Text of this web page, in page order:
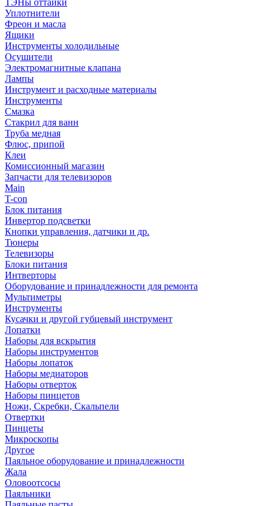
ТЭНы оттайки
Уплотнители
Фреон и масла
Ящики
Инструменты холодильные
Осушители
Электромагнитные клапана
Лампы
Инструмент и расходные материалы
Инструменты
Смазка
Стакрил для ванн
Труба медная
Флюс, припой
Клеи
Комиссионный магазин
Запчасти для телевизоров
Main
T-con
Блок питания
Инвертор подсветки
Кнопки управления, датчики и др.
Тюнеры
Телевизоры
Блоки питания
Интверторы
Оборудование и принадлежности для ремонта
Мультиметры
Инструменты
Кусачки и другой губцевый инструмент
Лопатки
Наборы для вскрытия
Наборы инструментов
Наборы лопаток
Наборы медиаторов
Наборы отверток
Наборы пинцетов
Ножи, Скребки, Скальпели
Отвертки
Пинцеты
Микроскопы
Другое
Паяльное оборудование и принадлежности
Жала
Оловоотсосы
Паяльники